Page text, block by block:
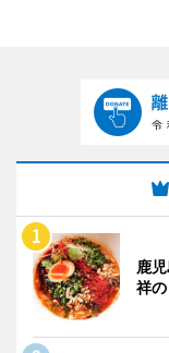
鹿
祥